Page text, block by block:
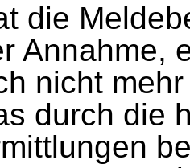
die
Annahme,
nicht
durch die